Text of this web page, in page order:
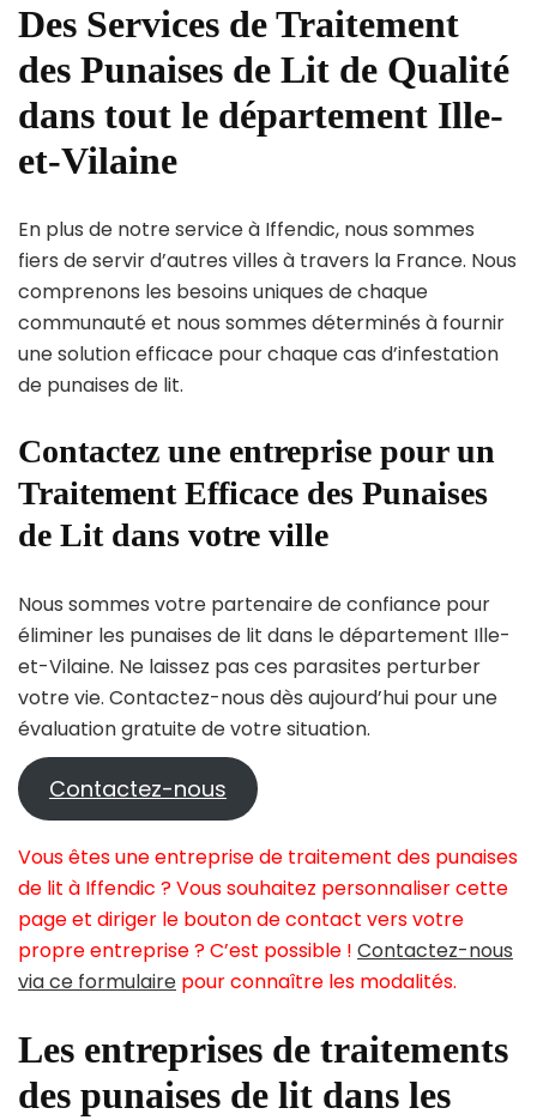
Des Services de Traitement
des Punaises de Lit de Qualité
dans tout le département Ille-
et-Vilaine
En plus de notre service à Iffendic, nous sommes
fiers de servir d’autres villes à travers la France. Nous
comprenons les besoins uniques de chaque
communauté et nous sommes déterminés à fournir
une solution efficace pour chaque cas d’infestation
de punaises de lit.
Contactez une entreprise pour un
Traitement Efficace des Punaises
de Lit dans votre ville
Nous sommes votre partenaire de confiance pour
éliminer les punaises de lit dans le département Ille-
et-Vilaine. Ne laissez pas ces parasites perturber
votre vie. Contactez-nous dès aujourd’hui pour une
évaluation gratuite de votre situation.
Contactez-nous
Vous êtes une entreprise de traitement des punaises
de lit à Iffendic ? Vous souhaitez personnaliser cette
page et diriger le bouton de contact vers votre
propre entreprise ? C’est possible ! Contactez-nous
via ce formulaire pour connaître les modalités.
Les entreprises de traitements
des punaises de lit dans les